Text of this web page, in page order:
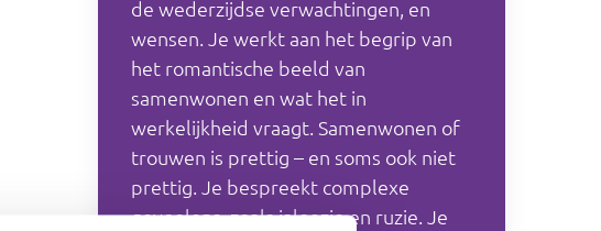
de wederzijdse verwachtingen, en
wensen. Je werkt aan het begrip van
het romantische beeld van
samenwonen en wat het in
werkelijkheid vraagt. Samenwonen of
trouwen is prettig – en soms ook niet
prettig. Je bespreekt complexe
gevoelens, zoals jaloezie en ruzie. Je